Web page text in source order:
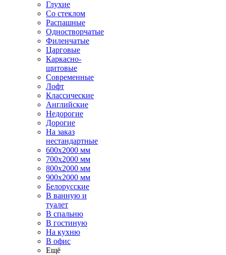
Глухие
Со стеклом
Распашные
Одностворчатые
Филенчатые
Царговые
Каркасно-
щитовые
Современные
Лофт
Классические
Английские
Недорогие
Дорогие
На заказ
нестандартные
600х2000 мм
700х2000 мм
800х2000 мм
900х2000 мм
Белорусские
В ванную и
туалет
В спальню
В гостиную
На кухню
В офис
Ещё